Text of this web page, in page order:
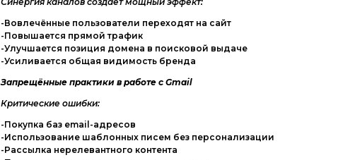
-Вовлечённые пользователи переходят на сайт
-Повышается прямой трафик
-Улучшается позиция домена в поисковой выдаче
-Усиливается общая видимость бренда
Запрещённые практики в работе с Gmail
Критические ошибки:
-Покупка баз email-адресов
-Использование шаблонных писем без персонализации
-Рассылка нерелевантного контента